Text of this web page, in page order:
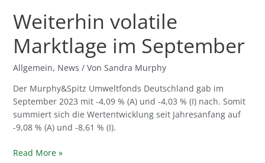
Weiterhin volatile
Marktlage im September
Allgemein, News / Von Sandra Murphy
Der Murphy&Spitz Umweltfonds Deutschland gab im
September 2023 mit -4,09 % (A) und -4,03 % (I) nach. Somit
summiert sich die Wertentwicklung seit Jahresanfang auf
-9,08 % (A) und -8,61 % (I).
Read More »